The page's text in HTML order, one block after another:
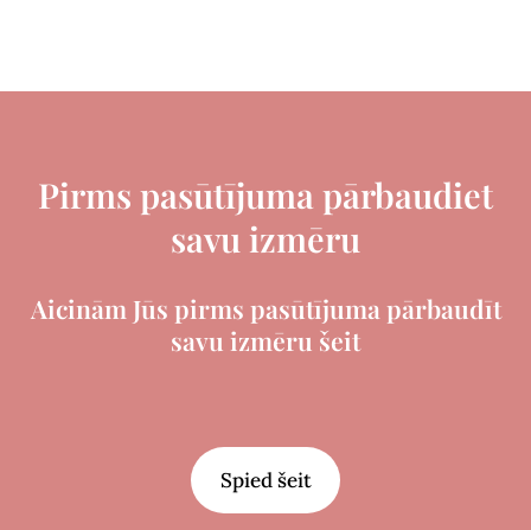
Pirms pasūtījuma pārbaudiet
savu izmēru
Aicinām Jūs pirms pasūtījuma pārbaudīt
savu izmēru šeit
Spied šeit